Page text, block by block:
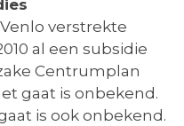
verstrekte
al een subsidie
Centrumplan
gaat is onbekend.
is ook onbekend.